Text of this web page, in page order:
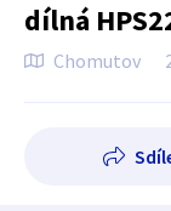
dílná
Chomutov